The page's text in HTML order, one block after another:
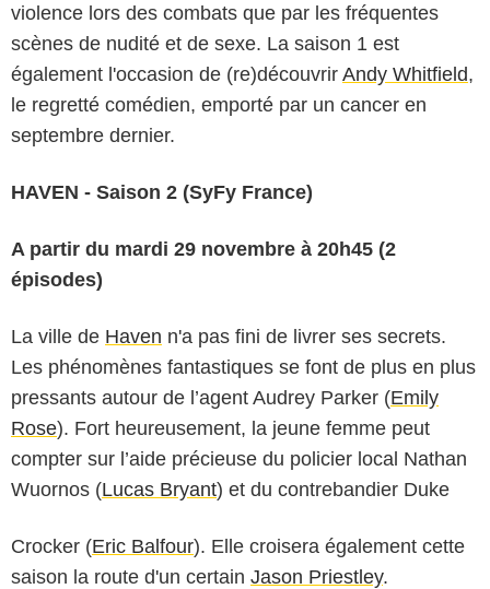
violence lors des combats que par les fréquentes
scènes de nudité et de sexe. La saison 1 est
également l'occasion de (re)découvrir Andy Whitfield,
le regretté comédien, emporté par un cancer en
septembre dernier.
HAVEN - Saison 2 (SyFy France)
A partir du mardi 29 novembre à 20h45 (2
épisodes)
La ville de Haven n'a pas fini de livrer ses secrets.
Les phénomènes fantastiques se font de plus en plus
pressants autour de l’agent Audrey Parker (Emily
Rose). Fort heureusement, la jeune femme peut
compter sur l’aide précieuse du policier local Nathan
Wuornos (Lucas Bryant) et du contrebandier Duke
Crocker (Eric Balfour). Elle croisera également cette
saison la route d'un certain Jason Priestley.